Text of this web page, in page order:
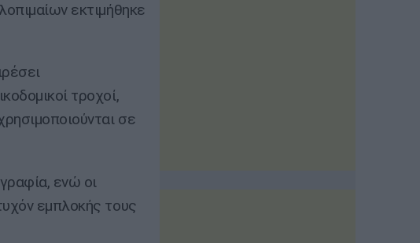
εκτιμήθηκε
τροχοί,
σε
ενώ οι
εμπλοκής τους